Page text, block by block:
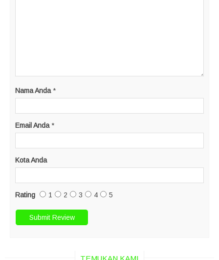
Nama Anda *
Email Anda *
Kota Anda
Rating 1 2 3 4 5
TEMUKAN KAMI